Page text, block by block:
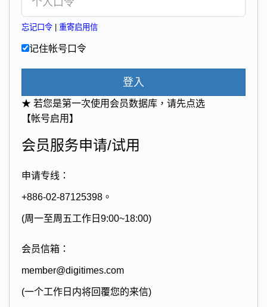
忘记口令 重寄启用信
记住帐号口令
登入
★ 若您是第一次使用会员数据库，请先点选
【帐号启用】
会员服务申请/试用
申请专线：
+886-02-87125398。
(周一至周五工作日9:00~18:00)
会员信箱：
member@digitimes.com
(一个工作日内将回覆您的来信)